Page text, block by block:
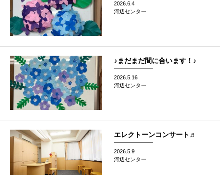
2026.6.4
河辺センター
♪まだまだ間に合います！♪
2026.5.16
河辺センター
エレクトーンコンサート♬
2026.5.9
河辺センター